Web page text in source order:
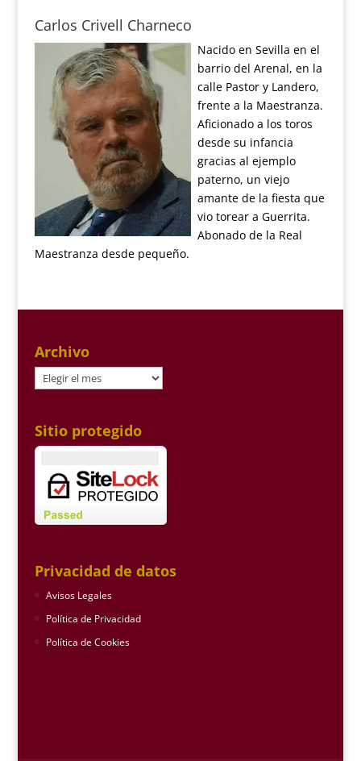
Carlos Crivell Charneco
Nacido en Sevilla en el
barrio del Arenal, en la
calle Pastor y Landero,
frente a la Maestranza.
Aficionado a los toros
desde su infancia
gracias al ejemplo
paterno, un viejo
amante de la fiesta que
vio torear a Guerrita.
Abonado de la Real
Maestranza desde pequeño.
Archivo
Archivo
Sitio protegido
Privacidad de datos
Avisos Legales
Política de Privacidad
Política de Cookies